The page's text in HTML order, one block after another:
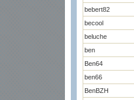
bebert82
becool
beluche
ben
Ben64
ben66
BenBZH